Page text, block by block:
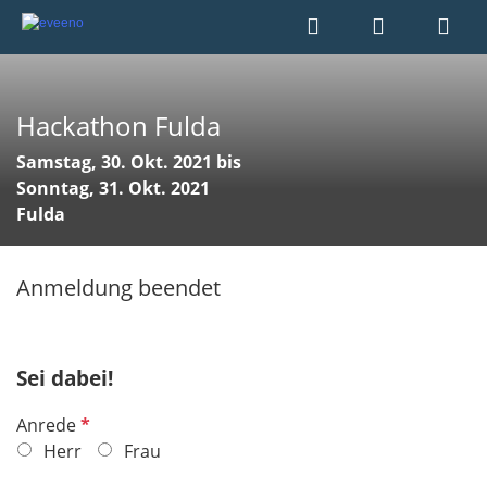
Hackathon Fulda
Samstag, 30. Okt. 2021 bis
Sonntag, 31. Okt. 2021
Fulda
Anmeldung beendet
Sei dabei!
AnredeP
f
Herr Frau